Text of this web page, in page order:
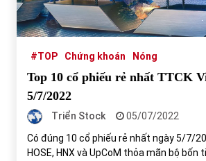
Tự doanh ngày 3.6.2022: CTCK
Bất ổn từ các cuộc đấu giá đất ở
#TOP Chứng khoán Nóng
Top 10 cổ phiếu rẻ nhất TTCK
5/7/2022
Triển Stock
05/07/2022
Có đúng 10 cổ phiếu rẻ nhất ngày 5/7/
HOSE, HNX và UpCoM thỏa mãn bộ bốn